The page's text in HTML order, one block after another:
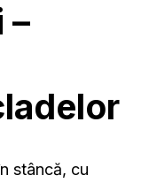
–
stâncă, cu